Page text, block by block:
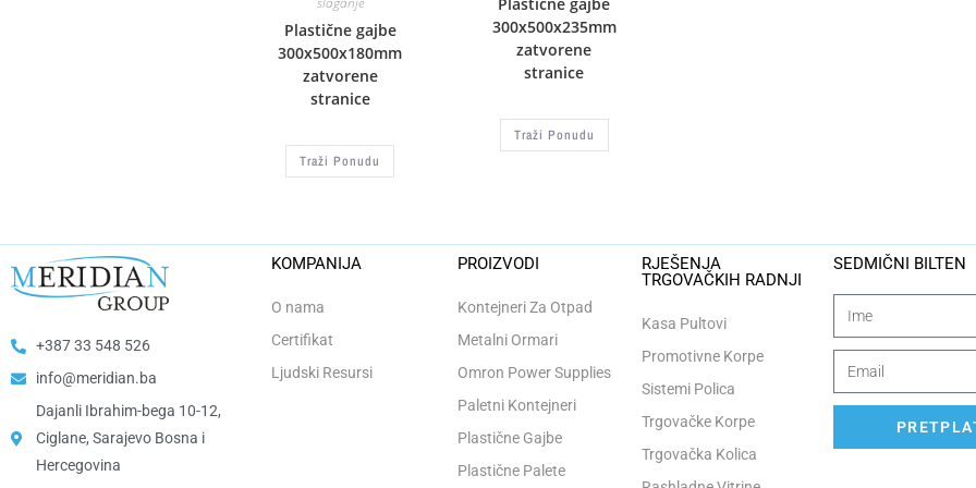
Plastične gajbe
300x500x180mm
zatvorene
stranice
Traži Ponudu
Plastične gajbe
300x500x235mm
zatvorene
stranice
Traži Ponudu
+387 33 548 526
info@meridian.ba
Dajanli Ibrahim-bega 10-12,
Ciglane, Sarajevo Bosna i
Hercegovina​
KOMPANIJA
O nama
Certifikat
Ljudski Resursi
PROIZVODI
Kontejneri Za Otpad
Metalni Ormari
Omron Power Supplies
Paletni Kontejneri
Plastične Gajbe
Plastične Palete
RJEŠENJA
TRGOVAČKIH RADNJI
Kasa Pultovi
Promotivne Korpe
Sistemi Polica
Trgovačke Korpe
Trgovačka Kolica
SEDMIČNI BILTEN